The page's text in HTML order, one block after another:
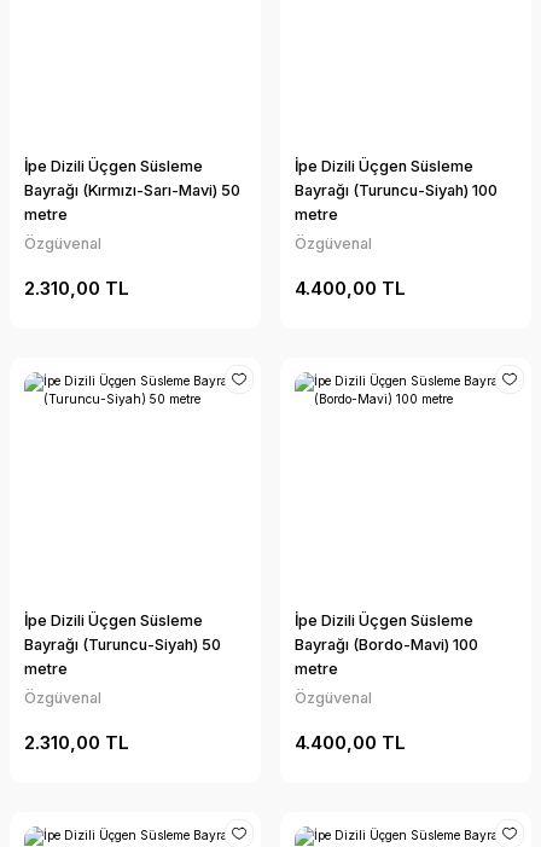
İpe Dizili Üçgen Süsleme
Bayrağı (Kırmızı-Sarı-Mavi) 50
metre
Özgüvenal
2.310,00 TL
İpe Dizili Üçgen Süsleme
Bayrağı (Turuncu-Siyah) 100
metre
Özgüvenal
4.400,00 TL
İpe Dizili Üçgen Süsleme
Bayrağı (Turuncu-Siyah) 50
metre
Özgüvenal
2.310,00 TL
İpe Dizili Üçgen Süsleme
Bayrağı (Bordo-Mavi) 100
metre
Özgüvenal
4.400,00 TL